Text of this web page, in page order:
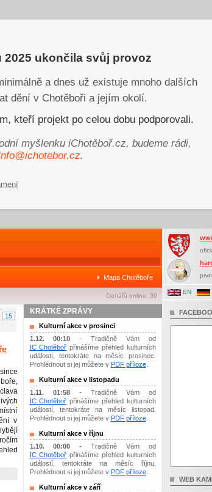
ukončila svůj provoz
a dnes už existuje mnoho dalších
dění v Chotěboři a jejím okolí.
kteří projekt po celou dobu podporovali.
myšlenku iChotěboř.cz, budeme rádi,
.
Mapa Chotěboře
čtenářů online: 30
15
v
KRÁTKÉ ZPRÁVY
Kulturní akce v prosinci
1.12. 00:10 - Tradičně Vám od
IC Chotěboř přinášíme přehled kulturních
událostí, tentokráte na měsíc prosinec.
Prohlédnout si jej můžete v PDF příloze.
Kulturní akce v listopadu
1.11. 01:58- Tradičně Vám od
IC Chotěboř přinášíme přehled kulturních
událostí, tentokráte na měsíc listopad.
Prohlédnout si jej můžete v PDF příloze.
Kulturní akce v říjnu
1.10. 00:00 - Tradičně Vám od
IC Chotěboř přinášíme přehled kulturních
událostí, tentokráte na měsíc říjnu.
Prohlédnout si jej můžete v PDF příloze.
Kulturní akce v září
EN
WEB